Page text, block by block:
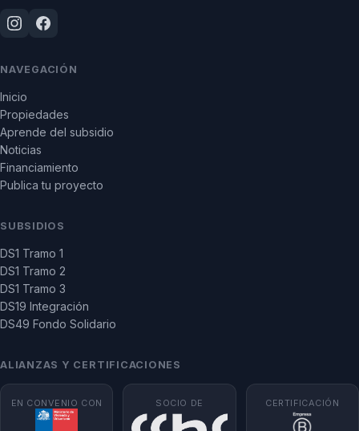
NAVEGACIÓN
Inicio
Propiedades
Aprende del subsidio
Noticias
Financiamiento
Publica tu proyecto
SUBSIDIOS
DS1 Tramo 1
DS1 Tramo 2
DS1 Tramo 3
DS19 Integración
DS49 Fondo Solidario
ALIANZAS Y CERTIFICACIONES
EN CONVENIO CON SOCIO DE CERTIFICACIÓN